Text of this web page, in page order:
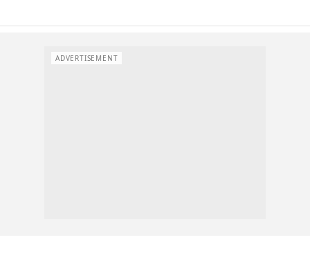
ADVERTISEMENT